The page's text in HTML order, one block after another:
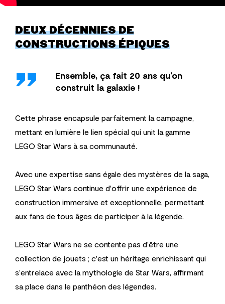
DEUX DÉCENNIES DE
CONSTRUCTIONS ÉPIQUES
''
Ensemble, ça fait 20 ans qu’on
construit la galaxie !
Cette phrase encapsule parfaitement la campagne,
mettant en lumière le lien spécial qui unit la gamme
LEGO Star Wars à sa communauté.
Avec une expertise sans égale des mystères de la saga,
LEGO Star Wars continue d'offrir une expérience de
construction immersive et exceptionnelle, permettant
aux fans de tous âges de participer à la légende.
LEGO Star Wars ne se contente pas d'être une
collection de jouets ; c'est un héritage enrichissant qui
s'entrelace avec la mythologie de Star Wars, affirmant
sa place dans le panthéon des légendes.